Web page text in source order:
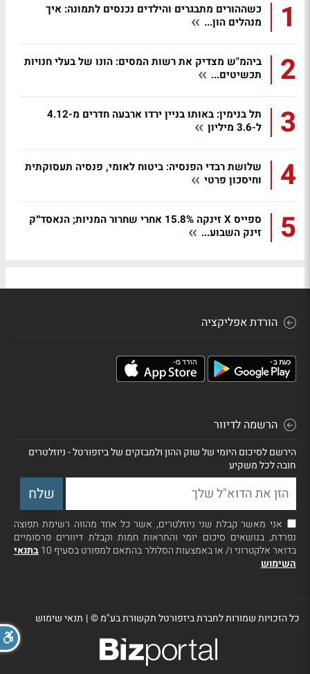
1
כשההורים מתבגרים והילדים נכנסים לתמונה: איך
מנהלים הון...
2
ביהמ"ש מצדיק את רשות המסים: הונו של בעלי חנויות
תכשיטים...
3
תל בנימין: באותו בניין ירדו ארבעה חדרים מ-4.12
ל-3.6 מיליון
4
שלושת רבדי הפנסיה: ביטוח לאומי, פנסיה תעסוקתית
וחיסכון פרטי
5
ספייס X זינקה 15.8% אחרי שחרור המניות; הנאסד״ק
זינק השבוע...
הורדת אפליקציה
הרשמה לדיוור
הירשם לסיכום היומי של שוק ההון ולמבזקים של ביזפורטל - ניוזלטרים
חובה לכל משקיע
אני מאשר קבלת שני ניוזלטרים, אשר כל אחד מהווה רשימת תפוצה
נפרדת, בנושאים סיכום יומי והתראות חמות וקבלת דיוורים פרסומיים
בדואר אלקטרוני ו/ או באמצעות הסלולר בהתאם למפורט בסעיף 10
בתנאי
השימוש
כל הזכויות שמורות לחברת ביזפורטל תקשורת בע"מ ©| תנאי שימוש